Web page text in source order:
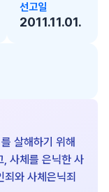
선고일
2011.11.01.
살해하기 위해
사체를 은닉한 사
와 사체은닉죄